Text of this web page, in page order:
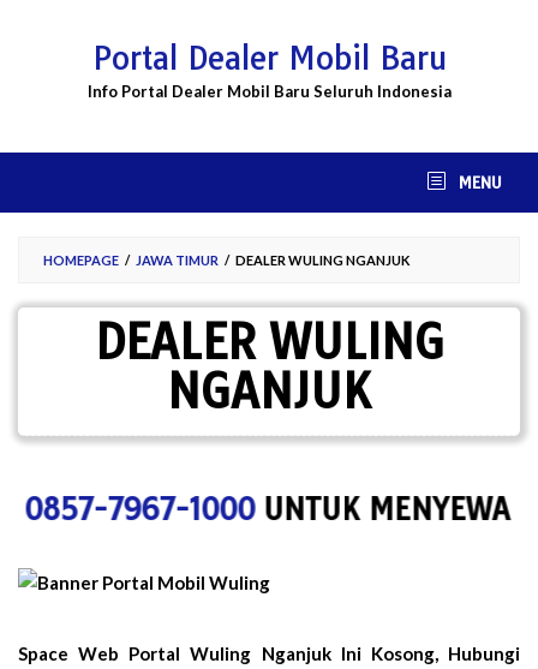
Portal Dealer Mobil Baru
Info Portal Dealer Mobil Baru Seluruh Indonesia
MENU
HOMEPAGE / JAWA TIMUR / DEALER WULING NGANJUK
DEALER WULING
NGANJUK
7967-1000UNTUK MENYEWA
Space Web Portal Wuling Nganjuk Ini Kosong, Hubungi